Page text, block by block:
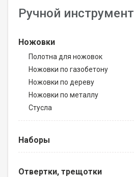
Ручной инструмент
Ножовки
Полотна для ножовок
Ножовки по газобетону
Ножовки по дереву
Ножовки по металлу
Стусла
Наборы
Отвертки, трещотки